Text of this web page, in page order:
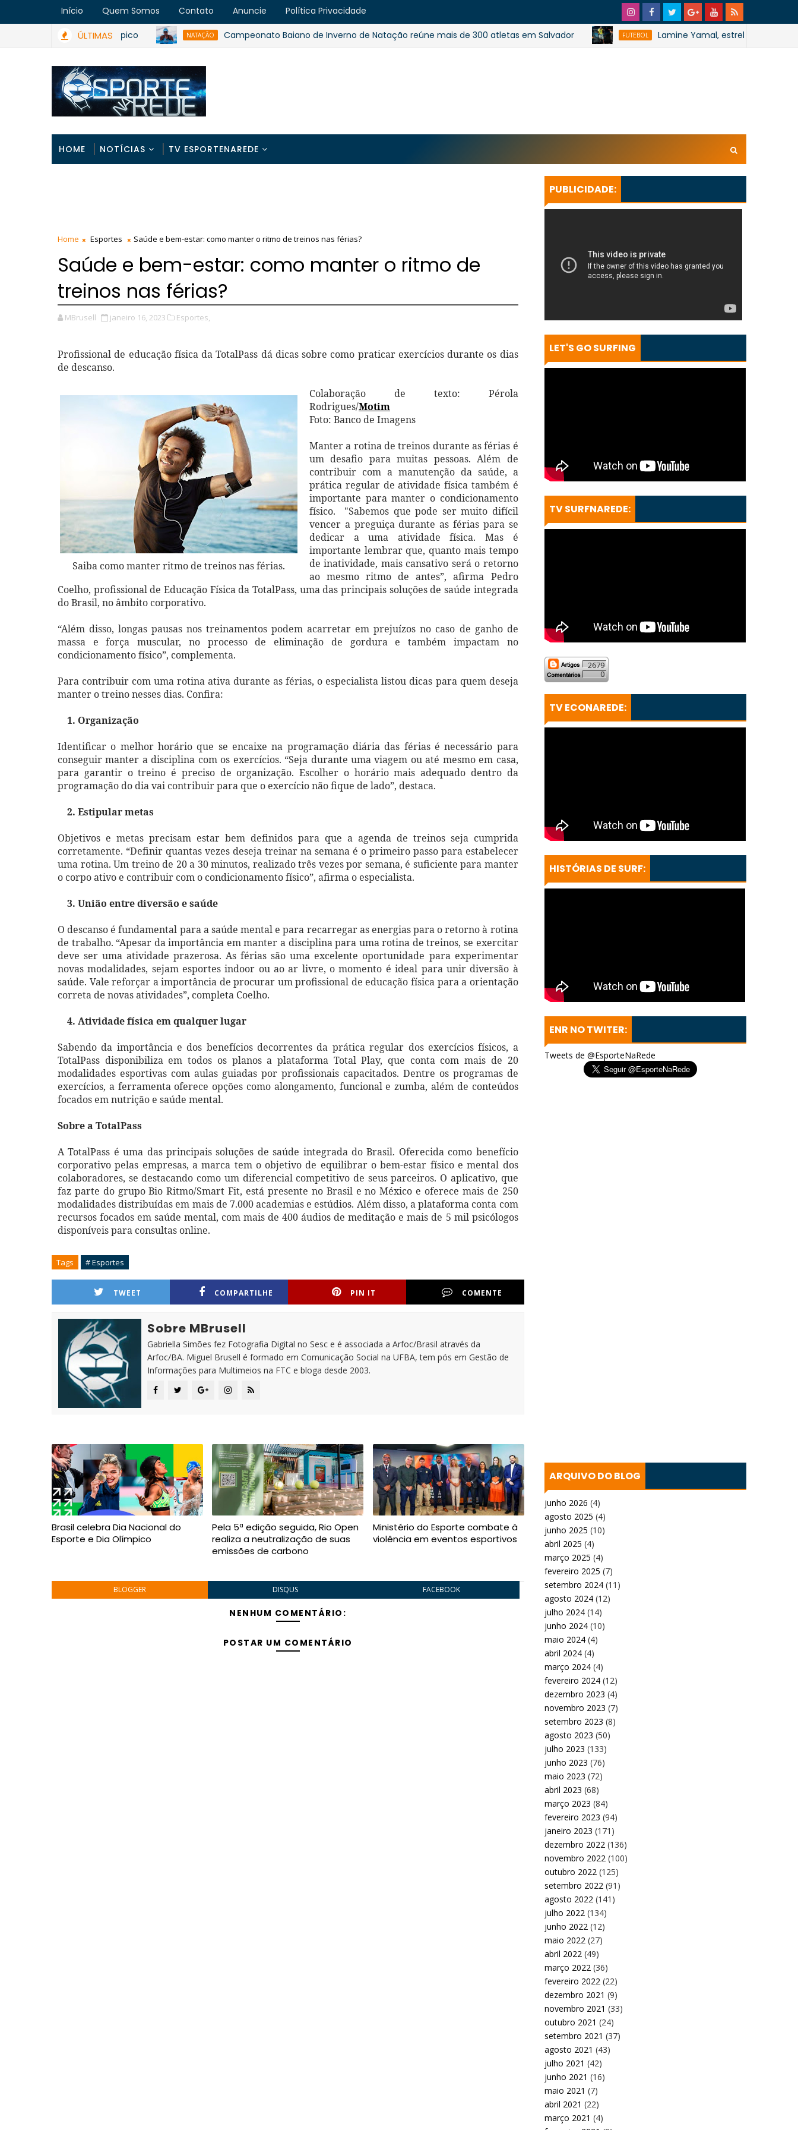
Início Quem Somos Contato Anuncie Política Privacidade
ÚLTIMAS NATAÇÃO Campeonato Baiano de Inverno de Natação reúne mais de 300 atletas em Salvador FUTEBOL Lamine Yamal, estrela do futebol
HOME NOTÍCIAS TV ESPORTENAREDE
Home Esportes Saúde e bem-estar: como manter o ritmo de treinos nas férias?
Saúde e bem-estar: como manter o ritmo de
treinos nas férias?
MBrusell janeiro 16, 2023 Esportes,
Profissional de educação física da TotalPass dá dicas sobre como praticar exercícios durante os dias
de descanso.
Saiba como manter ritmo de treinos nas férias.
Colaboração de texto: Pérola
Rodrigues/Motim
Foto: Banco de Imagens
Manter a rotina de treinos durante as férias é
um desafio para muitas pessoas. Além de
contribuir com a manutenção da saúde, a
prática regular de atividade física também é
importante para manter o condicionamento
físico.
"Sabemos que pode ser muito difícil
vencer a preguiça durante as férias para se
dedicar a uma atividade física. Mas é
importante lembrar que, quanto mais tempo
de inatividade, mais cansativo será o retorno
ao mesmo ritmo de antes”, afirma Pedro
Coelho, profissional de Educação Física da TotalPass, uma das principais soluções de saúde integrada
do Brasil, no âmbito corporativo.
“Além disso, longas pausas nos treinamentos podem acarretar em prejuízos no caso de ganho de
massa e força muscular, no processo de eliminação de gordura e também impactam no
condicionamento físico”, complementa.
Para contribuir com uma rotina ativa durante as férias, o especialista listou dicas para quem deseja
manter o treino nesses dias. Confira:
1. Organização
Identificar o melhor horário que se encaixe na programação diária das férias é necessário para
conseguir manter a disciplina com os exercícios. “Seja durante uma viagem ou até mesmo em casa,
para garantir o treino é preciso de organização. Escolher o horário mais adequado dentro da
programação do dia vai contribuir para que o exercício não fique de lado”, destaca.
2. Estipular metas
Objetivos e metas precisam estar bem definidos para que a agenda de treinos seja cumprida
corretamente. “Definir quantas vezes deseja treinar na semana é o primeiro passo para estabelecer
uma rotina. Um treino de 20 a 30 minutos, realizado três vezes por semana, é suficiente para manter
o corpo ativo e contribuir com o condicionamento físico”, afirma o especialista.
3. União entre diversão e saúde
O descanso é fundamental para a saúde mental e para recarregar as energias para o retorno à rotina
de trabalho. “Apesar da importância em manter a disciplina para uma rotina de treinos, se exercitar
deve ser uma atividade prazerosa. As férias são uma excelente oportunidade para experimentar
novas modalidades, sejam esportes indoor ou ao ar livre, o momento é ideal para unir diversão à
saúde. Vale reforçar a importância de procurar um profissional de educação física para a orientação
correta de novas atividades”, completa Coelho.
4. Atividade física em qualquer lugar
Sabendo da importância e dos benefícios decorrentes da prática regular dos exercícios físicos, a
TotalPass disponibiliza em todos os planos a plataforma Total Play, que conta com mais de 20
modalidades esportivas com aulas guiadas por profissionais capacitados. Dentre os programas de
exercícios, a ferramenta oferece opções como alongamento, funcional e zumba, além de conteúdos
focados em nutrição e saúde mental.
Sobre a TotalPass
A TotalPass é uma das principais soluções de saúde integrada do Brasil. Oferecida como benefício
corporativo pelas empresas, a marca tem o objetivo de equilibrar o bem-estar físico e mental dos
colaboradores, se destacando como um diferencial competitivo de seus parceiros. O aplicativo, que
faz parte do grupo Bio Ritmo/Smart Fit, está presente no Brasil e no México e oferece mais de 250
modalidades distribuídas em mais de 7.000 academias e estúdios. Além disso, a plataforma conta com
recursos focados em saúde mental, com mais de 400 áudios de meditação e mais de 5 mil psicólogos
disponíveis para consultas online.
Tags # Esportes
TWEET COMPARTILHE PIN IT COMENTE
Sobre MBrusell
Gabriella Simões fez Fotografia Digital no Sesc e é associada a Arfoc/Brasil através da
Arfoc/BA. Miguel Brusell é formado em Comunicação Social na UFBA, tem pós em Gestão de
Informações para Multimeios na FTC e bloga desde 2003.
Brasil celebra Dia Nacional do
Esporte e Dia Olímpico
Pela 5ª edição seguida, Rio Open
realiza a neutralização de suas
emissões de carbono
Ministério do Esporte combate à
violência em eventos esportivos
BLOGGER DISQUS FACEBOOK
NENHUM COMENTÁRIO:
POSTAR UM COMENTÁRIO
PUBLICIDADE:
LET'S GO SURFING
TV SURFNAREDE:
2679
0
TV ECONAREDE:
HISTÓRIAS DE SURF:
ENR NO TWITER:
Tweets de @EsporteNaRede
ARQUIVO DO BLOG
junho 2026 (4)
agosto 2025 (4)
junho 2025 (10)
abril 2025 (4)
março 2025 (4)
fevereiro 2025 (7)
setembro 2024 (11)
agosto 2024 (12)
julho 2024 (14)
junho 2024 (10)
maio 2024 (4)
abril 2024 (4)
março 2024 (4)
fevereiro 2024 (12)
dezembro 2023 (4)
novembro 2023 (7)
setembro 2023 (8)
agosto 2023 (50)
julho 2023 (133)
junho 2023 (76)
maio 2023 (72)
abril 2023 (68)
março 2023 (84)
fevereiro 2023 (94)
janeiro 2023 (171)
dezembro 2022 (136)
novembro 2022 (100)
outubro 2022 (125)
setembro 2022 (91)
agosto 2022 (141)
julho 2022 (134)
junho 2022 (12)
maio 2022 (27)
abril 2022 (49)
março 2022 (36)
fevereiro 2022 (22)
dezembro 2021 (9)
novembro 2021 (33)
outubro 2021 (24)
setembro 2021 (37)
agosto 2021 (43)
julho 2021 (42)
junho 2021 (16)
maio 2021 (7)
abril 2021 (22)
março 2021 (4)